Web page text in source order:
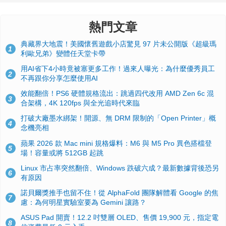
熱門文章
1
典藏界大地震！美國懷舊遊戲小店驚見 97 片未公開版《超級瑪
利歐兄弟》變體任天堂卡帶
2
用AI省下4小時竟被塞更多工作！過來人曝光：為什麼優秀員工
不再跟你分享怎麼使用AI
3
效能翻倍！PS6 硬體規格流出：跳過四代改用 AMD Zen 6c 混
合架構，4K 120fps 與全光追時代來臨
4
打破大廠墨水綁架！開源、無 DRM 限制的「Open Printer」概
念機亮相
5
蘋果 2026 款 Mac mini 規格爆料：M6 與 M5 Pro 異色搭檔登
場！容量或將 512GB 起跳
6
Linux 市占率突然翻倍、Windows 跌破六成？最新數據背後恐另
有原因
7
諾貝爾獎推手也留不住！從 AlphaFold 團隊解體看 Google 的焦
慮：為何明星實驗室要為 Gemini 讓路？
8
ASUS Pad 開賣！12.2 吋雙層 OLED、售價 19,900 元，指定電